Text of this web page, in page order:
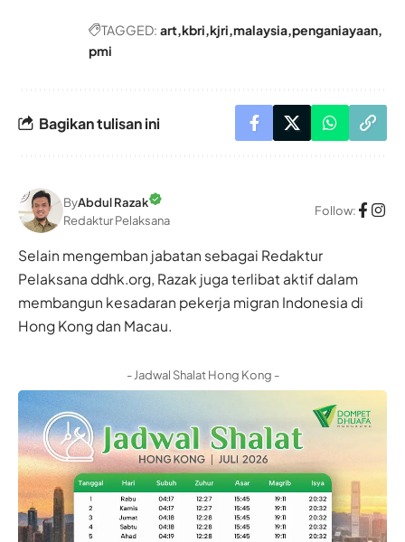
TAGGED: art kbri kjri malaysia penganiayaan
pmi
Bagikan tulisan ini
ByAbdul Razak
Redaktur Pelaksana
Follow:
Selain mengemban jabatan sebagai Redaktur
Pelaksana ddhk.org, Razak juga terlibat aktif dalam
membangun kesadaran pekerja migran Indonesia di
Hong Kong dan Macau.
- Jadwal Shalat Hong Kong -